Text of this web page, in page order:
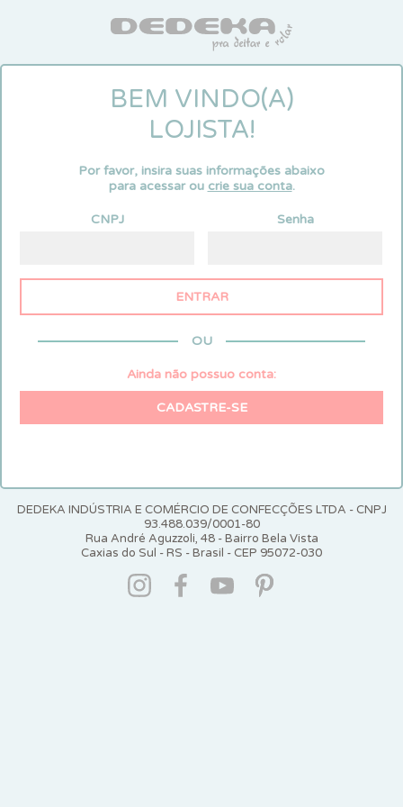
BEM VINDO(A)
LOJISTA!
Por favor, insira suas informações abaixo
para acessar ou crie sua conta.
CNPJ Senha
OU
Ainda não possuo conta:
CADASTRE-SE
DEDEKA INDÚSTRIA E COMÉRCIO DE CONFECÇÕES LTDA - CNPJ
93.488.039/0001-80
Rua André Aguzzoli, 48 - Bairro Bela Vista
Caxias do Sul - RS - Brasil - CEP 95072-030